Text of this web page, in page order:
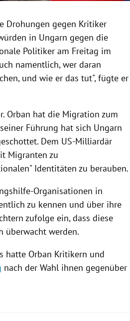
Drohungen gegen Kritiker
in Ungarn gegen die
Politiker am Freitag im
namentlich, wer daran
und wie er das tut", fügte er
Orban hat die Migration zum
Führung hat sich Ungarn
Dem US-Milliardär
Migranten zu
Identitäten zu berauben.
Organisationen in
zu kennen und über ihre
zufolge ein, dass diese
überwacht werden.
hatte Orban Kritikern und
nach der Wahl ihnen gegenüber